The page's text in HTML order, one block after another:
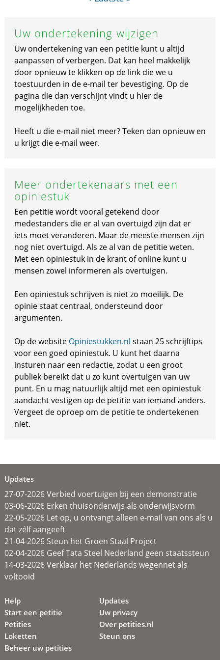
Uw ondertekening wijzigen
Uw ondertekening van een petitie kunt u altijd
aanpassen of verbergen. Dat kan heel makkelijk
door opnieuw te klikken op de link die we u
toestuurden in de e-mail ter bevestiging. Op de
pagina die dan verschijnt vindt u hier de
mogelijkheden toe.
Heeft u die e-mail niet meer? Teken dan opnieuw en
u krijgt die e-mail weer.
Meer ondertekenaars met een
opiniestuk
Een petitie wordt vooral getekend door
medestanders die er al van overtuigd zijn dat er
iets moet veranderen. Maar de meeste mensen zijn
nog niet overtuigd. Als ze al van de petitie weten.
Met een opiniestuk in de krant of online kunt u
mensen zowel informeren als overtuigen.
Een opiniestuk schrijven is niet zo moeilijk. De
opinie staat centraal, ondersteund door
argumenten.
Op de website Opiniestukken.nl staan 25 schrijftips
voor een goed opiniestuk. U kunt het daarna
insturen naar een redactie, zodat u een groot
publiek bereikt dat u zo kunt overtuigen van uw
punt. En u mag natuurlijk altijd met een opiniestuk
aandacht vestigen op de petitie van iemand anders.
Vergeet de oproep om de petitie te ondertekenen
niet.
Updates
27-07-2026 Verbied voertuigen bij een demonstratie
03-06-2026 Erken thuisonderwijs als onderwijsvorm
22-05-2026 Let op, u ontvangt alleen e-mail van ons als u
dat zélf aangeeft
21-04-2026 Steun het Groen Staal Project
02-04-2026 Geef Tata Steel Nederland geen staatssteun
14-03-2026 Verklaar het Nederlands wegennet als
voltooid
Help
Start een petitie
Petities
Loketten
Beheer uw petities
Updates
Uw privacy
Over petities.nl
Steun ons